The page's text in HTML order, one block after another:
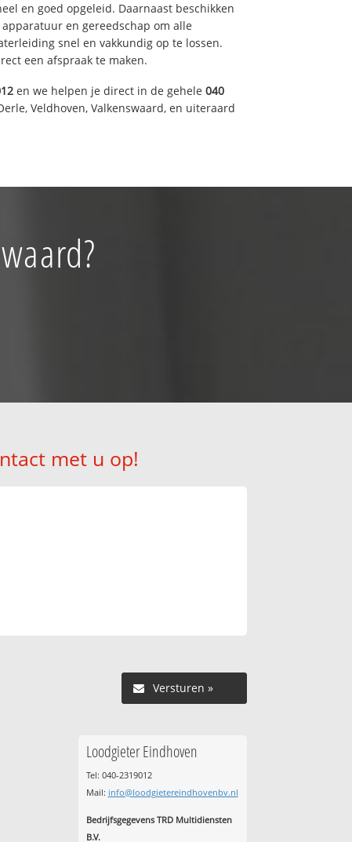
en goed opgeleid. Daarnaast beschikken
en gereedschap om alle
snel en vakkundig op te lossen.
een afspraak te maken.
en we helpen je direct in de gehele 040
Veldhoven, Valkenswaard, en uiteraard
met u op!
Versturen »
Loodgieter Eindhoven
Tel: 040-2319012
Mail: info@loodgietereindhovenbv.nl
Bedrijfsgegevens TRD Multidiensten
B.V.